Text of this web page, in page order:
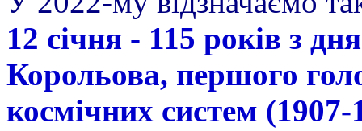
12 січня - 115 років з
Корольова, першого
космічних систем (1907-